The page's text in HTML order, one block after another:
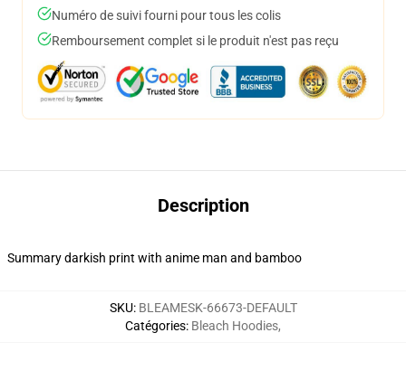
Numéro de suivi fourni pour tous les colis
Remboursement complet si le produit n'est pas reçu
Description
Summary darkish print with anime man and bamboo
SKU: BLEAMESK-66673-DEFAULT
Catégories: Bleach Hoodies,